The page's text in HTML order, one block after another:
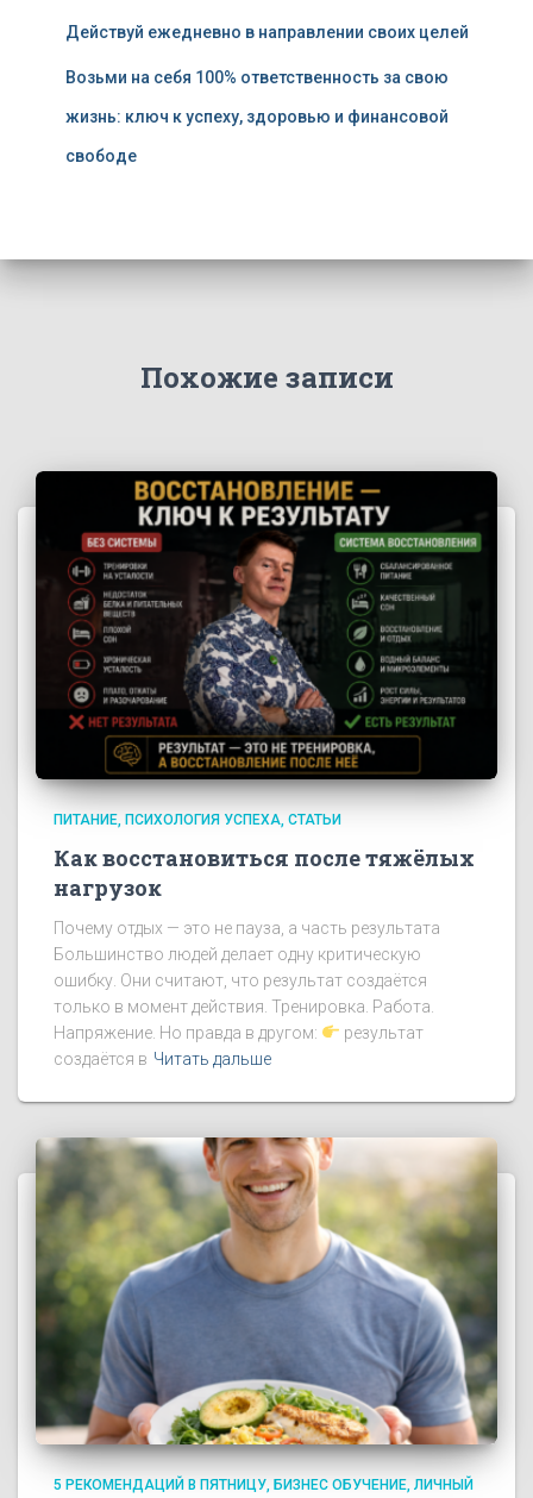
Действуй ежедневно в направлении своих целей
Возьми на себя 100% ответственность за свою
жизнь: ключ к успеху, здоровью и финансовой
свободе
Похожие записи
ПИТАНИЕ ПСИХОЛОГИЯ УСПЕХА СТАТЬИ
Как восстановиться после тяжёлых
нагрузок
Почему отдых — это не пауза, а часть результата
Большинство людей делает одну критическую
ошибку. Они считают, что результат создаётся
только в момент действия. Тренировка. Работа.
Напряжение. Но правда в другом:
результат
создаётся в Читать дальше
5 РЕКОМЕНДАЦИЙ В ПЯТНИЦУ БИЗНЕС ОБУЧЕНИЕ ЛИЧНЫЙ